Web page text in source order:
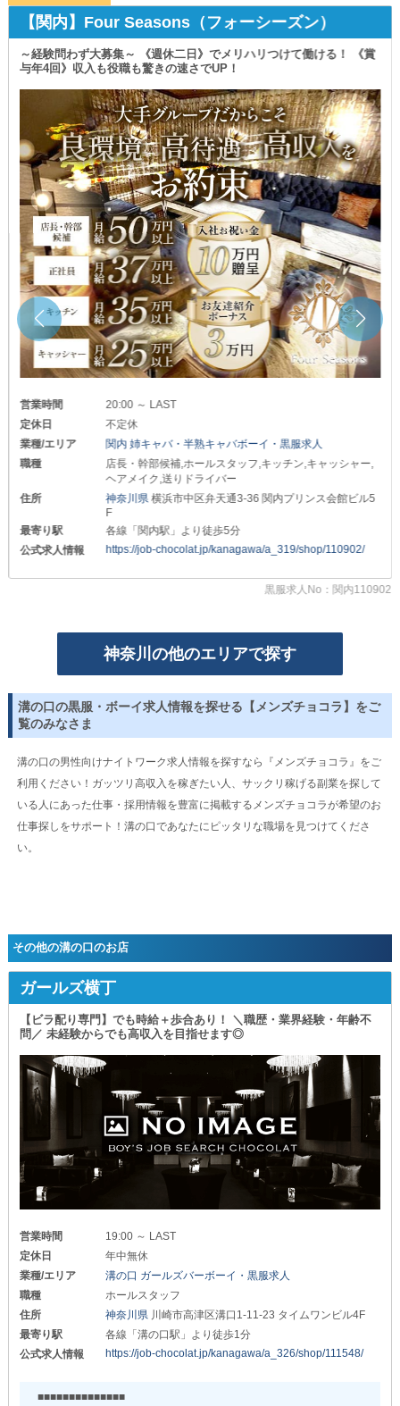
《店長・幹部候補》
月給：60万円～
《ホール正社員》
《ホールアルバイト》
時給：2,000円～
《ヘアメイク》
時給：1,600円～
《ドライバー》
日給：10,000円～
アルバイトから社員へステップアップできる制度や
将来独立を目指す方への支援制度も整備しています。
…━━━━━━━━…
◆気になったら“まずは体験”◆
いきなりの入社ではなく
業務やお店の雰囲気を見てから判断してOKです！
興味を持った段階で、気軽にお問い合わせください。
スタッフ一同、心よりお待ちしております◎
そのため
風通しの良いアットホームな雰囲気のなかで
業務に慣れていくことが可能です。
╔════════════════╗
そして現在
新規スタッフを緊急募集中！
╚════════════════╝
採用率99,9％でお迎えしています◎
￣￣￣￣￣￣￣￣￣￣￣￣￣￣￣￣
経験・年齢・性別は問いません。
異業種から転職を考えている方も
《40代・50代》の方も
《女性スタッフ》も幅広く大歓迎！
熱意さえあれば大丈夫です◎
一流スタッフに成長できる環境が整っているので
ぜひお気軽にご応募くださいませ。
+‥‥‥‥‥‥‥‥‥‥‥‥‥‥‥‥‥‥‥‥‥‥‥+
『【鷺沼】ELSOL（エルソル）』
～給与について～
❏店長・幹部候補❏
（正）月給35万円～40万円以上可＋賞与2回
❏ホールスタッフ❏
（正）月給30万円以上可＋賞与2回
┗━━━━━━━━━━━━━━━━━━━┛
スピード出世も夢ではありません◎
また《日払い》のご相談も承っており
デビュー後すぐにお給料を手にすることも可能です。
❁魅力的な福利厚生について❁
￣￣￣￣￣￣￣￣￣￣￣￣￣￣￣
手厚い保障が受けられるため
腰を据えて長く働くことができます。
万が一の怪我や事故にも安心です！
❏週休2日制を採用❏
定休日を含む日曜日を含め
新生活を始められます◎
❏帰宅時サポートあり❏
勤務後はご自宅まで《お送り》するので
スムーズに翌日に備えることが可能！
帰宅方法に悩む必要はありません。
┏━━━━━━━━━━━━━━━━━━━┓
アルバイトも大募集中！
￣￣￣￣￣￣￣￣￣￣￣￣
❏ホールスタッフ❏
時給1,600円以上可
※22時以降は深夜手当1.25倍！！
┗━━━━━━━━━━━━━━━━━━━┛
まずは体験入社で
【エルソル】の雰囲気や業務内容を
確かめてみませんか？
◥◣スーツ1着プレゼント中！◢◤
あなたとお会いできることを
心より楽しみにしています◎
【関内】Four Seasons（フォーシーズン）
～経験問わず大募集～ 《週休二日》でメリハリつけて働ける！ 《賞
与年4回》収入も役職も驚きの速さでUP！
営業時間
20:00 ～ LAST
定休日
不定休
業種/エリア
関内 姉キャバ・半熟キャバボーイ・黒服求人
職種
店長・幹部候補,ホールスタッフ,キッチン,キャッシャー,
ヘアメイク,送りドライバー
住所
神奈川県横浜市中区弁天通3-36 関内プリンス会館ビル5
F
最寄り駅
各線「関内駅」より徒歩5分
公式求人情報
https://job-chocolat.jp/kanagawa/a_319/shop/110902/
黒服求人No：関内110902
神奈川の他のエリアで探す
溝の口の黒服・ボーイ求人情報を探せる【メンズチョコラ】をご
覧のみなさま
溝の口の男性向けナイトワーク求人情報を探すなら『メンズチョコラ』をご
利用ください！ガッツリ高収入を稼ぎたい人、サックリ稼げる副業を探して
いる人にあった仕事・採用情報を豊富に掲載するメンズチョコラが希望のお
仕事探しをサポート！溝の口であなたにピッタリな職場を見つけてくださ
い。
その他の溝の口のお店
ガールズ横丁
【ビラ配り専門】でも時給＋歩合あり！ ＼職歴・業界経験・年齢不
問／ 未経験からでも高収入を目指せます◎
営業時間
19:00 ～ LAST
定休日
年中無休
業種/エリア
溝の口 ガールズバーボーイ・黒服求人
職種
ホールスタッフ
住所
神奈川県 川崎市高津区溝口1-11-23 タイムワンビル4F
最寄り駅
各線「溝の口駅」より徒歩1分
公式求人情報
https://job-chocolat.jp/kanagawa/a_326/shop/111548/
■■■■■■■■■■■■■■